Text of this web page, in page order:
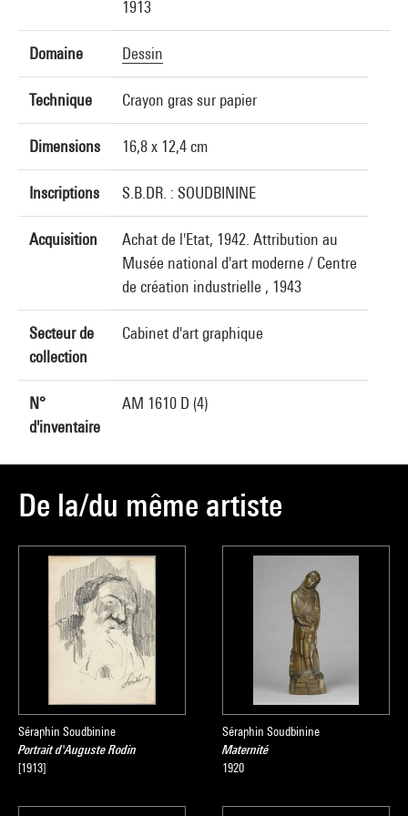
1913
Domaine Dessin
Technique Crayon gras sur papier
Dimensions 16,8 x 12,4 cm
Inscriptions S.B.DR. : SOUDBININE
Acquisition
Achat de l'Etat, 1942. Attribution au
Musée national d'art moderne / Centre
de création industrielle , 1943
Secteur de
collection
Cabinet d'art graphique
N°
d'inventaire
AM 1610 D (4)
De la/du même artiste
Séraphin Soudbinine
Portrait d'Auguste Rodin
[1913]
Séraphin Soudbinine
Maternité
1920